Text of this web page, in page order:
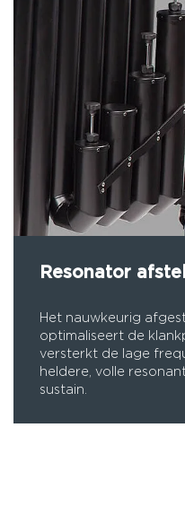
Resonator
Het nauwkeurig
optimaliseert de
versterkt de lage
heldere, volle
sustain.